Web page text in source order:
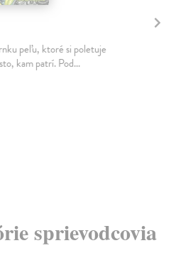
peľu, ktoré si poletuje
kam patrí. Pod...
sprievodcovia